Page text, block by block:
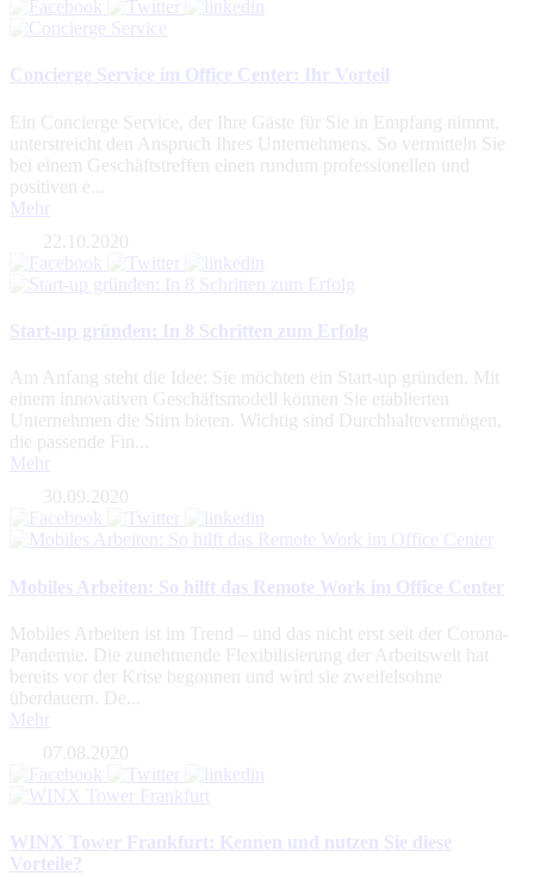
Concierge Service im Office Center: Ihr Vorteil
Ein Concierge Service, der Ihre Gäste für Sie in Empfang nimmt,
unterstreicht den Anspruch Ihres Unternehmens. So vermitteln Sie
bei einem Geschäftstreffen einen rundum professionellen und
positiven e...
Mehr
22.10.2020
Start-up gründen: In 8 Schritten zum Erfolg
Am Anfang steht die Idee: Sie möchten ein Start-up gründen. Mit
einem innovativen Geschäftsmodell können Sie etablierten
Unternehmen die Stirn bieten. Wichtig sind Durchhaltevermögen,
die passende Fin...
Mehr
30.09.2020
Mobiles Arbeiten: So hilft das Remote Work im Office Center
Mobiles Arbeiten ist im Trend – und das nicht erst seit der Corona-
Pandemie. Die zunehmende Flexibilisierung der Arbeitswelt hat
bereits vor der Krise begonnen und wird sie zweifelsohne
überdauern. De...
Mehr
07.08.2020
WINX Tower Frankfurt: Kennen und nutzen Sie diese
Vorteile?